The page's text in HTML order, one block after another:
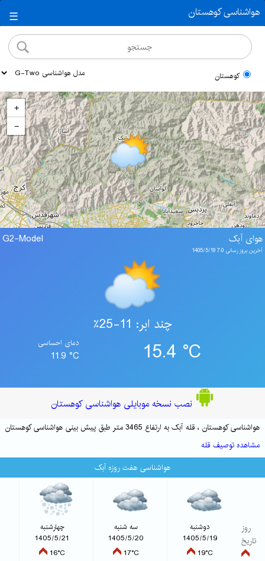
هواشناسی کوهستان ☰
کوهستان
+
−
هوای آبک G2-Model
آخرین بروز رسانی 7:0 1405/5/19
چند ابر: 11-25٪
15.4 °C دمای احساسی
11.9 °C
نصب نسخه موبایلی هواشناسی کوهستان
هواشناسی کوهستان ، قله آبک به ارتفاع 3465 متر طبق پیش بینی هواشناسی کوهستان
مشاهده توصیف قله
هواشناسی هفت روزه آبک
روز
تاریخ
دوشنبه
1405/5/19
19°C
سه شنبه
1405/5/20
17°C
چهارشنبه
1405/5/21
16°C